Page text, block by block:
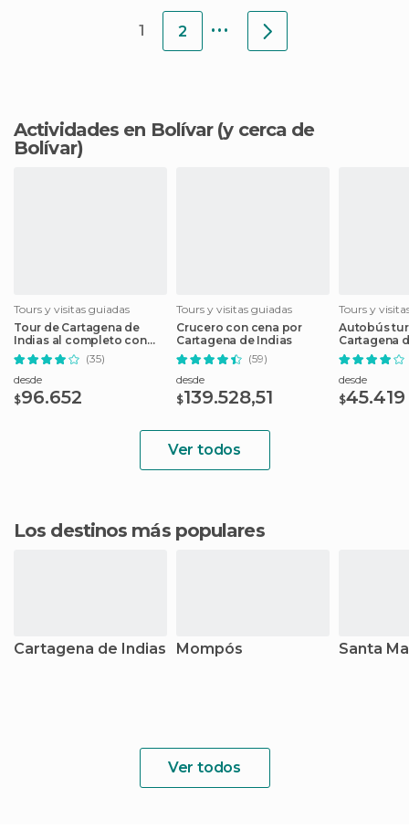
1 2 ...
Actividades en Bolívar(y cerca de
Bolívar)
Tours y visitas guiadas
Tour de Cartagena de
Indias al completo con
entradas
(35)
desde
$96.652
Tours y visitas guiadas
Crucero con cena por
Cartagena de Indias
(59)
desde
$139.528,51
Tours y
Autobús
Cartagena
desde
$45.419
Ver todos
Los destinos más populares
Cartagena de Indias Mompós Santa
Ver todos